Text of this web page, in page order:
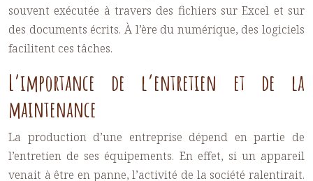
souvent exécutée à travers des fichiers sur Excel et sur
des documents écrits. À l’ère du numérique, des logiciels
facilitent ces tâches.
L’importance de l’entretien et de la
maintenance
La production d’une entreprise dépend en partie de
l’entretien de ses équipements. En effet, si un appareil
venait à être en panne, l’activité de la société ralentirait.